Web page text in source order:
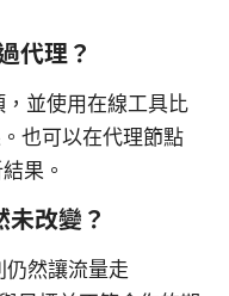
代理？
並使用在線工具比
也可以在代理節點
果。
未改變？
仍然讓流量走